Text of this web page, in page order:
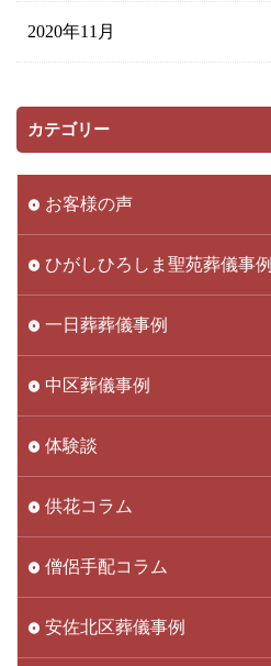
2020年11月
カテゴリー
お客様の声
ひがしひろしま聖苑葬儀事例
一日葬葬儀事例
中区葬儀事例
体験談
供花コラム
僧侶手配コラム
安佐北区葬儀事例